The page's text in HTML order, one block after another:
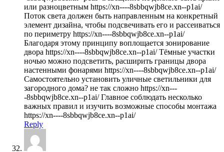
или разноцветным https://xn----8sbbqwjb8ce.xn--p1ai/
Поток света должен быть направленным на конкретный
элемент дизайна, чтобы подсвечивать его и рассеиваться
по периметру https://xn----8sbbqwjb8ce.xn--p1ai/
Благодаря этому принципу воплощается зонирование
двора https://xn----8sbbqwjb8ce.xn--p1ai/ Тёмные участки
ночью можно подсветить, расширить границы двора
настенными фонарями https://xn----8sbbqwjb8ce.xn--p1ai/
Самостоятельно установить уличные светильники для
загородного дома? не так сложно https://xn---
-8sbbqwjb8ce.xn--p1ai/ Главное соблюдать несколько
важных правил и изучить возможные способы монтажа
https://xn----8sbbqwjb8ce.xn--p1ai/
Reply